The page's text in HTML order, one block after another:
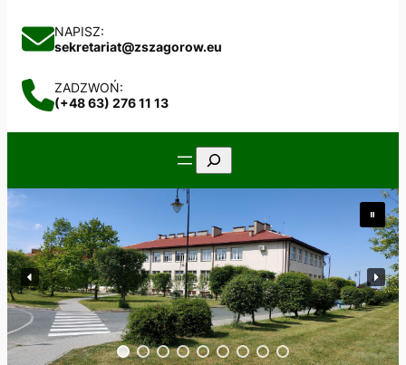
NAPISZ:
sekretariat@zszagorow.eu
ZADZWOŃ:
(+48 63) 276 11 13
Szukaj